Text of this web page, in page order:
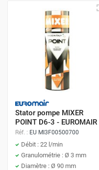
Stator pompe MIXER
POINT D6-3 - EUROMAIR
Réf. : EU MI3F00500700
Débit : 22 l/min
Granulométrie : Ø 3 mm
Diamètre : Ø 90 mm